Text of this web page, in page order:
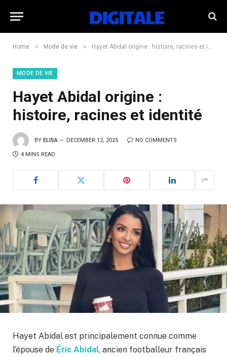
Home » Mode de vie » Hayet Abidal origine : histoire, racines et identité
MODE DE VIE
Hayet Abidal origine :
histoire, racines et identité
BY ELISA DECEMBER 12, 2025 NO COMMENTS
4 MINS READ
Hayet Abidal est principalement connue comme
l’épouse de Éric Abidal, ancien footballeur français